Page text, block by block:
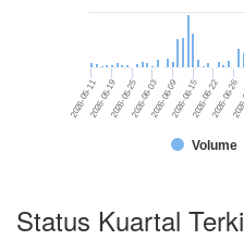
Volume
2026-05-11 2026-06-03 2026-06-22
2026-05-192026-05-25 2026-06-092026-06-15 2026-06-26
Status Kuartal